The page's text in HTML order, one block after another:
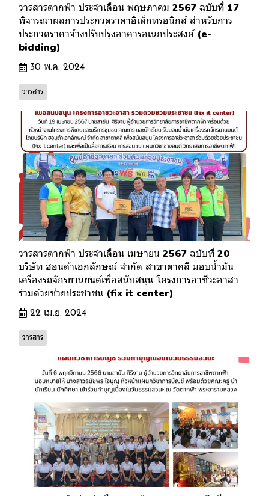
วารสารตากฟ้า ประจำเดือน พฤษภาคม 2567 ฉบับที่ 17
พิจารณาผลการประกวดราคาอิเล็กทรอนิกส์ สำหรับการ
ประกวดราคาจ้างปรับปรุงอาคารอเนกประสงค์ (e-
bidding)
30 พ.ค. 2024
วารสาร
วารสารตากฟ้า ประจำเดือน เมษายน 2567 ฉบับที่ 20
บริษัท ฮอนด้าเอกลักษณ์ จำกัด สาขาตาคลี มอบน้ำมัน
เครื่องรถจักรยานยนต์เพื่อสนับสนุน โครงการอาชีวะอาสา
ร่วมด้วยช่วยประชาชน (fix it center)
22 เม.ย. 2024
วารสาร